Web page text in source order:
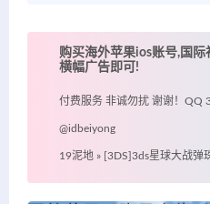
购买海外苹果ios账号,国
横幅广告即可!
付费服务 非诚勿扰 谢谢！QQ
@idbeiyong
19泥地 » [3DS]3ds星球大战弹